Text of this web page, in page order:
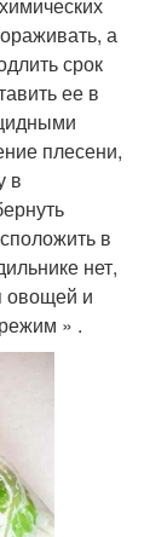
а
срок
ее в
плесени,
в
в
нет,
овощей и
» .